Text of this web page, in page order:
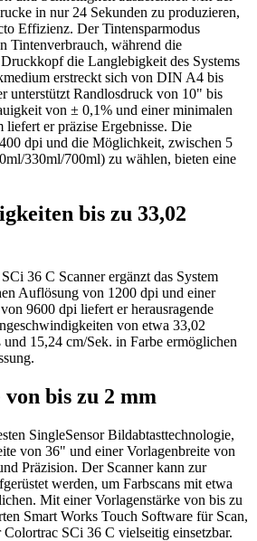
in nur 24 Sekunden zu produzieren,
Effizienz. Der Tintensparmodus
Tintenverbrauch, während die
die Langlebigkeit des Systems
erstreckt sich von DIN A4 bis
unterstützt Randlosdruck von 10" bis
von ± 0,1% und einer minimalen
liefert er präzise Ergebnisse. Die
dpi und die Möglichkeit, zwischen 5
330ml/700ml) zu wählen, bieten eine
bis zu 33,02
36 C Scanner ergänzt das System
Auflösung von 1200 dpi und einer
9600 dpi liefert er herausragende
von etwa 33,02
15,24 cm/Sek. in Farbe ermöglichen
bis zu 2 mm
SingleSensor Bildabtasttechnologie,
von 36" und einer Vorlagenbreite von
Präzision. Der Scanner kann zur
werden, um Farbscans mit etwa
Mit einer Vorlagenstärke von bis zu
Smart Works Touch Software für Scan,
SCi 36 C vielseitig einsetzbar.